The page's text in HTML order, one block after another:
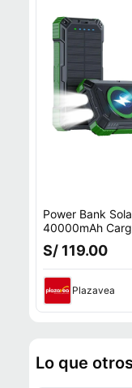
Power Bank
40000mAh
22.5W
Resistente IP65
S/ 119.00
Plazavea
Lo que